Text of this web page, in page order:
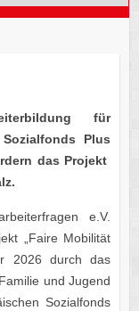
für
Plus
das Projekt
e.V.
„Faire Mobilität
2026 durch das
und Jugend
Sozialfonds